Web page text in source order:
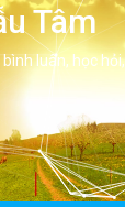
Tâm
luân, học hỏi,